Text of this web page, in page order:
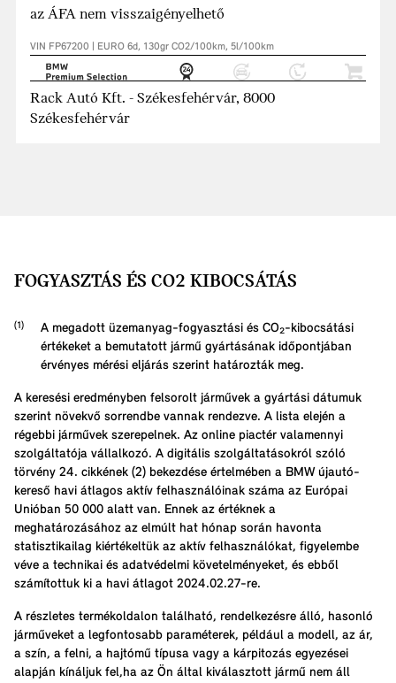
az ÁFA nem visszaigényelhető
VIN FP67200 | EURO 6d, 130gr CO2/100km, 5l/100km
Rack Autó Kft. - Székesfehérvár, 8000
Székesfehérvár
FOGYASZTÁS ÉS CO2 KIBOCSÁTÁS
A megadott üzemanyag-fogyasztási és CO₂-kibocsátási
értékeket a bemutatott jármű gyártásának időpontjában
érvényes mérési eljárás szerint határozták meg.
A keresési eredményben felsorolt járművek a gyártási dátumuk
szerint növekvő sorrendbe vannak rendezve. A lista elején a
régebbi járművek szerepelnek. Az online piactér valamennyi
szolgáltatója vállalkozó. A digitális szolgáltatásokról szóló
törvény 24. cikkének (2) bekezdése értelmében a BMW újautó-
kereső havi átlagos aktív felhasználóinak száma az Európai
Unióban 50 000 alatt van. Ennek az értéknek a
meghatározásához az elmúlt hat hónap során havonta
statisztikailag kiértékeltük az aktív felhasználókat, figyelembe
véve a technikai és adatvédelmi követelményeket, és ebből
számítottuk ki a havi átlagot 2024.02.27-re.
A részletes termékoldalon található, rendelkezésre álló, hasonló
járműveket a legfontosabb paraméterek, például a modell, az ár,
a szín, a felni, a hajtómű típusa vagy a kárpitozás egyezései
alapján kínáljuk fel,ha az Ön által kiválasztott jármű nem áll